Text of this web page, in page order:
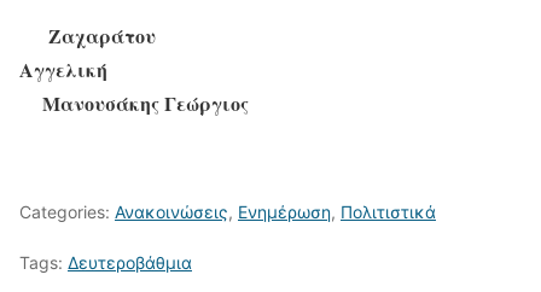
Ζαχαράτου
Aγγελική
Μανουσάκης Γεώργιος
Categories: Ανακοινώσεις, Ενημέρωση, Πολιτιστικά
Tags: Δευτεροβάθμια